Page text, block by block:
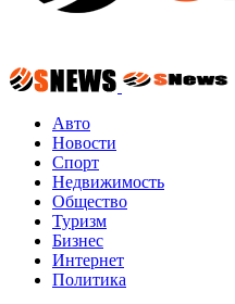
Авто
Новости
Спорт
Недвижимость
Общество
Туризм
Бизнес
Интернет
Политика